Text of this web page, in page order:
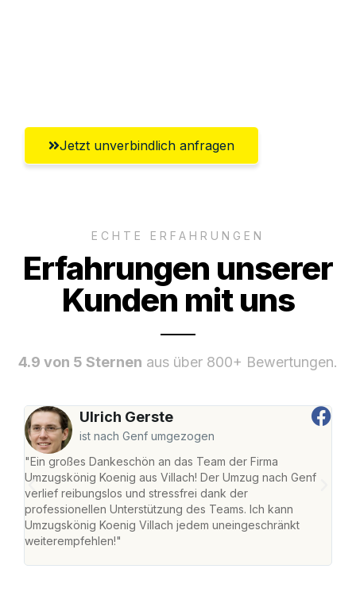
Jetzt unverbindlich anfragen
ECHTE ERFAHRUNGEN
Erfahrungen unserer
Kunden mit uns
4.9 von 5 Sternen aus über 800+ Bewertungen.
Ulrich Gerste
ist nach Genf umgezogen
"Ein großes Dankeschön an das Team der Firma
Umzugskönig Koenig aus Villach! Der Umzug nach Genf
verlief reibungslos und stressfrei dank der
professionellen Unterstützung des Teams. Ich kann
Umzugskönig Koenig Villach jedem uneingeschränkt
weiterempfehlen!"